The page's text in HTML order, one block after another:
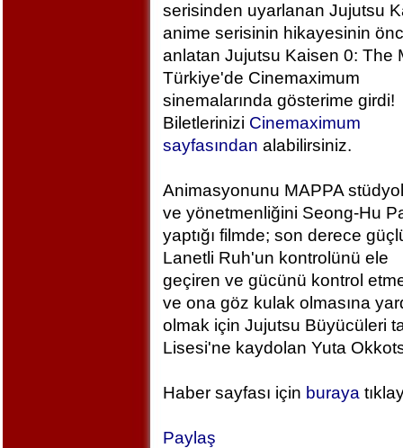
serisinden uyarlanan Jujutsu
anime serisinin hikayesinin
anlatan Jujutsu Kaisen 0: The
Türkiye'de Cinemaximum
sinemalarında gösterime girdi!
Biletlerinizi Cinemaximum
sayfasından alabilirsiniz.
Animasyonunu MAPPA
ve yönetmenliğini Seong-Hu
yaptığı filmde; son derece
Lanetli Ruh'un kontrolünü ele
geçiren ve gücünü kontrol
ve ona göz kulak olmasına
olmak için Jujutsu Büyücüleri
Lisesi'ne kaydolan Yuta
Haber sayfası için buraya
Paylaş